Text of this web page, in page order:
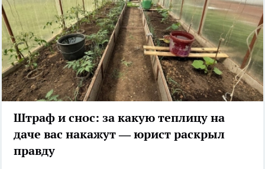
Штраф и снос: за какую теплицу на
даче вас накажут — юрист раскрыл
правду